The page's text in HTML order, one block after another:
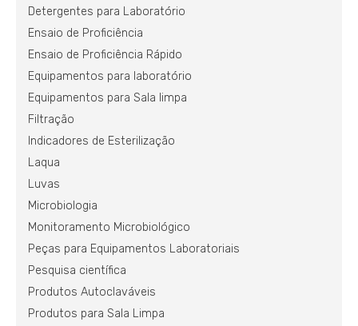
Detergentes para Laboratório
Ensaio de Proficiência
Ensaio de Proficiência Rápido
Equipamentos para laboratório
Equipamentos para Sala limpa
Filtração
Indicadores de Esterilização
Laqua
Luvas
Microbiologia
Monitoramento Microbiológico
Peças para Equipamentos Laboratoriais
Pesquisa científica
Produtos Autoclaváveis
Produtos para Sala Limpa